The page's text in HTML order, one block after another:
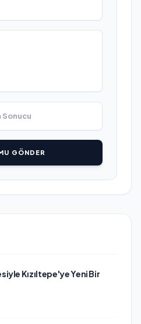
GÖNDER
Kızıltepe'ye Yeni Bir